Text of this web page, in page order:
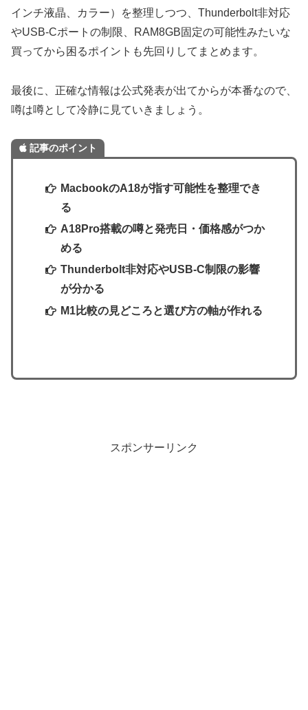
インチ液晶、カラー）を整理しつつ、Thunderbolt非対応
やUSB-Cポートの制限、RAM8GB固定の可能性みたいな
買ってから困るポイントも先回りしてまとめます。
最後に、正確な情報は公式発表が出てからが本番なので、
噂は噂として冷静に見ていきましょう。
記事のポイント
MacbookのA18が指す可能性を整理でき
る
A18Pro搭載の噂と発売日・価格感がつか
める
Thunderbolt非対応やUSB-C制限の影響
が分かる
M1比較の見どころと選び方の軸が作れる
スポンサーリンク